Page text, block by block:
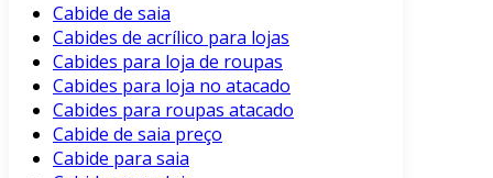
Cabide de saia
Cabides de acrílico para lojas
Cabides para loja de roupas
Cabides para loja no atacado
Cabides para roupas atacado
Cabide de saia preço
Cabide para saia